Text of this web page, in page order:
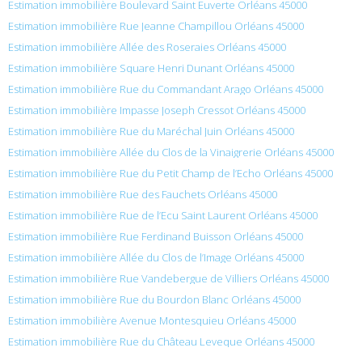
Estimation immobilière Boulevard Saint Euverte Orléans 45000
Estimation immobilière Rue Jeanne Champillou Orléans 45000
Estimation immobilière Allée des Roseraies Orléans 45000
Estimation immobilière Square Henri Dunant Orléans 45000
Estimation immobilière Rue du Commandant Arago Orléans 45000
Estimation immobilière Impasse Joseph Cressot Orléans 45000
Estimation immobilière Rue du Maréchal Juin Orléans 45000
Estimation immobilière Allée du Clos de la Vinaigrerie Orléans 45000
Estimation immobilière Rue du Petit Champ de l’Echo Orléans 45000
Estimation immobilière Rue des Fauchets Orléans 45000
Estimation immobilière Rue de l’Ecu Saint Laurent Orléans 45000
Estimation immobilière Rue Ferdinand Buisson Orléans 45000
Estimation immobilière Allée du Clos de l’Image Orléans 45000
Estimation immobilière Rue Vandebergue de Villiers Orléans 45000
Estimation immobilière Rue du Bourdon Blanc Orléans 45000
Estimation immobilière Avenue Montesquieu Orléans 45000
Estimation immobilière Rue du Château Leveque Orléans 45000